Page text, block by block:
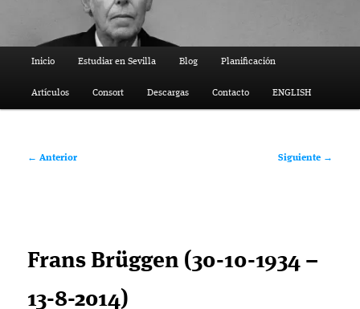
Menú
principal
Inicio Estudiar en Sevilla Blog Planificación
Artículos Consort Descargas Contacto ENGLISH
Navegación
← Anterior Siguiente →
Frans Brüggen (30-10-1934 –
13-8-2014)